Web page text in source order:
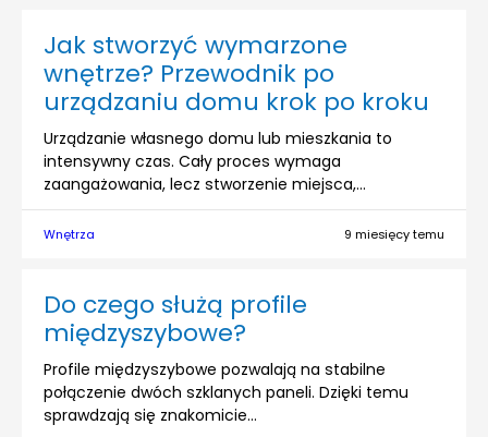
Jak stworzyć wymarzone
wnętrze? Przewodnik po
urządzaniu domu krok po kroku
Urządzanie własnego domu lub mieszkania to
intensywny czas. Cały proces wymaga
zaangażowania, lecz stworzenie miejsca,...
Wnętrza 9 miesięcy temu
Do czego służą profile
międzyszybowe?
Profile międzyszybowe pozwalają na stabilne
połączenie dwóch szklanych paneli. Dzięki temu
sprawdzają się znakomicie...